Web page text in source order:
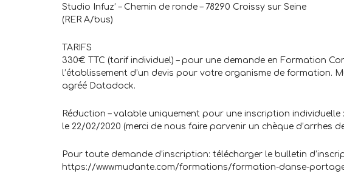
Studio Infuz’ – Chemin de ronde – 78290 Croissy sur Seine
(RER A/bus)
TARIFS
330€ TTC (tarif individuel) – pour une demande en Formation
l’établissement d’un devis pour votre organisme de formation.
agréé Datadock.
Réduction – valable uniquement pour une inscription
le 22/02/2020 (merci de nous faire parvenir un chèque d’arrhes
Pour toute demande d’inscription: télécharger le bulletin
https://www.mudante.com/formations/formation-danse-